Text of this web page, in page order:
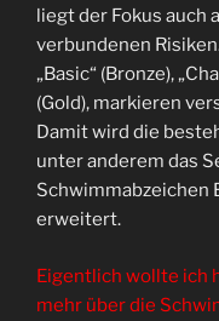
liegt der Fokus auch
verbundenen
„Basic“ (Bronze),
(Gold), markieren
Damit wird die
unter anderem das
Schwimmabzeichen
erweitert.
Eigentlich wollte ich
mehr über die